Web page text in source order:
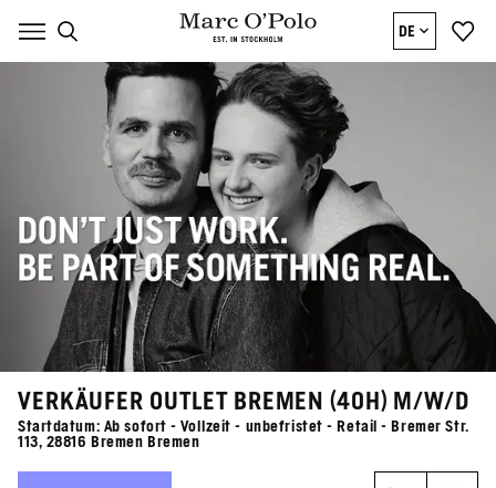
DE
VERKÄUFER OUTLET BREMEN (40H) M/W/D
Startdatum: Ab sofort - Vollzeit - unbefristet - Retail - Bremer Str.
113, 28816 Bremen Bremen